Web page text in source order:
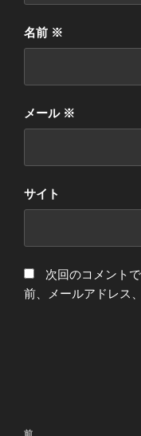
名前 ※
メール ※
サイト
次回のコメント
前、メールアドレス
投
前